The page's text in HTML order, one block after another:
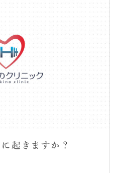
起きますか？